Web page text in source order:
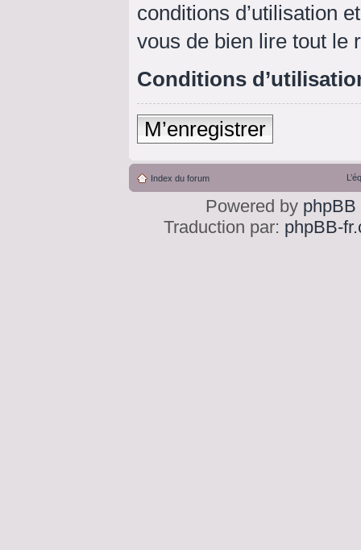
conditions d’utilisation
vous de bien lire tout le
Conditions
M’enregistrer
Index du forum
Powered by phpBB
Traduction par: phpBB-